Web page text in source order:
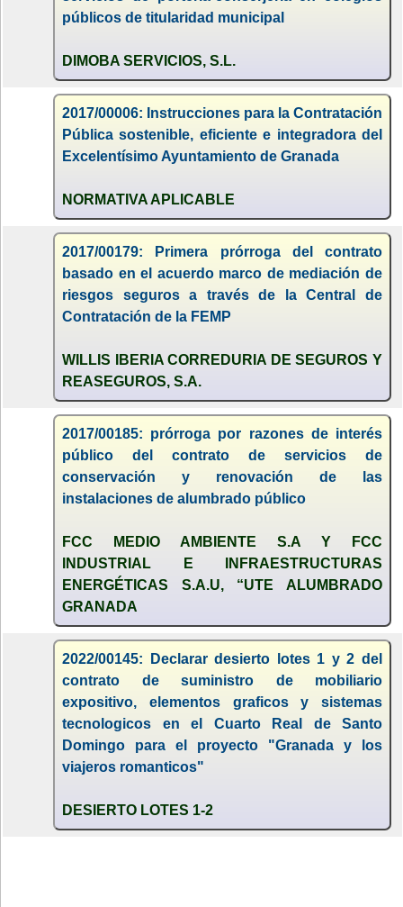
públicos de titularidad municipal
DIMOBA SERVICIOS, S.L.
2017/00006: Instrucciones para la Contratación
Pública sostenible, eficiente e integradora del
Excelentísimo Ayuntamiento de Granada
NORMATIVA APLICABLE
2017/00179: Primera prórroga del contrato
basado en el acuerdo marco de mediación de
riesgos seguros a través de la Central de
Contratación de la FEMP
WILLIS IBERIA CORREDURIA DE SEGUROS Y
REASEGUROS, S.A.
2017/00185: prórroga por razones de interés
público del contrato de servicios de
conservación y renovación de las
instalaciones de alumbrado público
FCC MEDIO AMBIENTE S.A Y FCC
INDUSTRIAL E INFRAESTRUCTURAS
ENERGÉTICAS S.A.U, “UTE ALUMBRADO
GRANADA
2022/00145: Declarar desierto lotes 1 y 2 del
contrato de suministro de mobiliario
expositivo, elementos graficos y sistemas
tecnologicos en el Cuarto Real de Santo
Domingo para el proyecto "Granada y los
viajeros romanticos"
DESIERTO LOTES 1-2